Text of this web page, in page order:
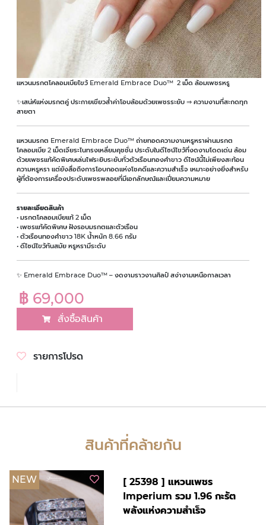
แหวนมรกตโคลอมเบียไขว้ Emerald Embrace Duo™ 2 เม็ด ล้อมเพชรหรู
✨เสน่ห์แห่งมรกตคู่ ประกายเขียวล้ำค่าโอบล้อมด้วยเพชรระยับ ⇒ ความงามที่สะกดทุก
สายตา
แหวนมรกต Emerald Embrace Duo™ ถ่ายทอดความงามหรูหราผ่านมรกต
โคลอมเบีย 2 เม็ดเจียระไนทรงเหลี่ยมคุชชั่น ประดับในดีไซน์ไขว้ที่งดงามโดดเด่น ล้อม
ด้วยเพชรแท้คัดพิเศษเล่นไฟระยิบระยับทั่วตัวเรือนทองคำขาว ดีไซน์นี้ไม่เพียงสะท้อน
ความหรูหรา แต่ยังสื่อถึงการโอบกอดแห่งโชคดีและความสำเร็จ เหมาะอย่างยิ่งสำหรับ
ผู้ที่ต้องการเครื่องประดับเพชรพลอยที่มีเอกลักษณ์และเปี่ยมความหมาย
รายละเอียดสินค้า
• มรกตโคลอมเบียแท้ 2 เม็ด
• เพชรแท้คัดพิเศษ ฝังรอบมรกตและตัวเรือน
• ตัวเรือนทองคำขาว 18K น้ำหนัก 8.66 กรัม
• ดีไซน์ไขว้ทันสมัย หรูหรามีระดับ
✨ Emerald Embrace Duo™ – งดงามราวงานศิลป์ สง่างามเหนือกาลเวลา
฿ 69,000
สั่งซื้อสินค้า
รายการโปรด
สินค้าที่คล้ายกัน
NEW
[ 25398 ] แหวนเพชร
Imperium รวม 1.96 กะรัต
พลังแห่งความสำเร็จ